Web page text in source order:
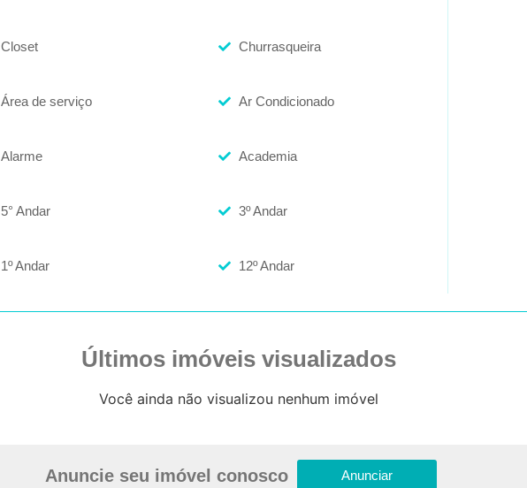
Closet Churrasqueira
Área de serviço Ar Condicionado
Alarme Academia
5° Andar 3º Andar
1º Andar 12º Andar
Últimos imóveis visualizados
Você ainda não visualizou nenhum imóvel
Anuncie seu imóvel conosco Anunciar